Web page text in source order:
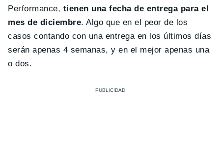
Performance, tienen una fecha de entrega para el
mes de diciembre. Algo que en el peor de los
casos contando con una entrega en los últimos días
serán apenas 4 semanas, y en el mejor apenas una
o dos.